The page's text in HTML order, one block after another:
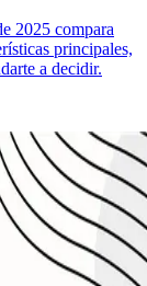
2025 compara
principales,
a decidir.